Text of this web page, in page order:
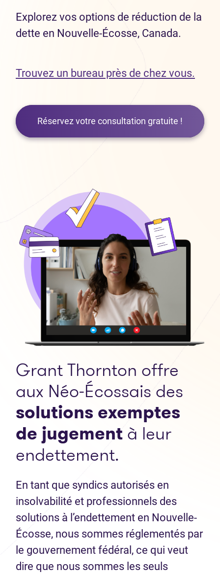
Explorez vos options de réduction de la
dette en Nouvelle-Écosse, Canada.
Trouvez un bureau près de chez vous.
Réservez votre consultation gratuite !
Grant Thornton offre
aux Néo-Écossais des
solutions exemptes
de jugementà leur
endettement.
En tant que syndics autorisés en
insolvabilité et professionnels des
solutions à l’endettement en Nouvelle-
Écosse, nous sommes réglementés par
le gouvernement fédéral, ce qui veut
dire que nous sommes les seuls